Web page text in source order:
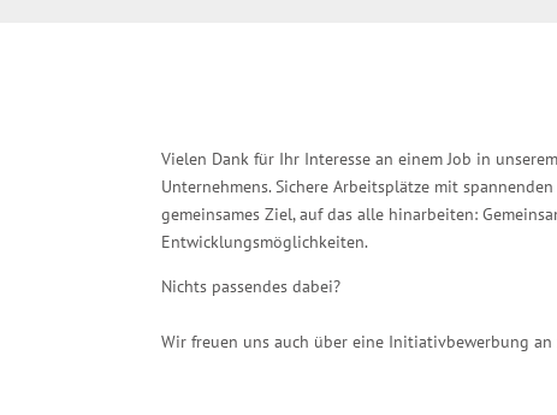
Vielen Dank für Ihr Interesse an einem Job in
Unternehmens. Sichere Arbeitsplätze mit
gemeinsames Ziel, auf das alle hinarbeiten:
Entwicklungsmöglichkeiten.
Nichts
Wir freuen uns auch über eine Initiativbewerbung an